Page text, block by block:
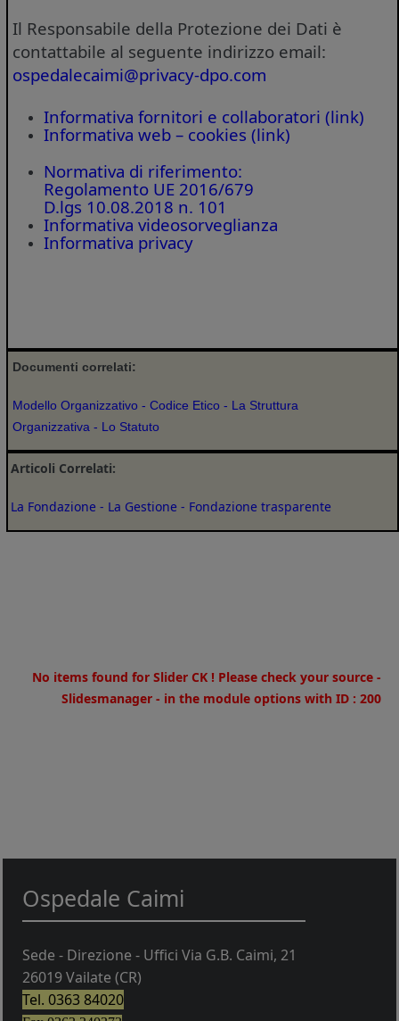
Il Responsabile della Protezione dei Dati è
contattabile al seguente indirizzo email:
ospedalecaimi@privacy-dpo.com
Informativa fornitori e collaboratori (link)
Informativa web – cookies (link)
Normativa di riferimento:
Regolamento UE 2016/679
D.lgs 10.08.2018 n. 101
Informativa videosorveglianza
Informativa privacy
Documenti correlati:
Modello Organizzativo - Codice Etico - La Struttura
Organizzativa - Lo Statuto
Articoli Correlati:
La Fondazione - La Gestione - Fondazione trasparente
No items found for Slider CK ! Please check your source -
Slidesmanager - in the module options with ID : 200
Ospedale Caimi
Sede - Direzione - Uffici Via G.B. Caimi, 21
26019 Vailate (CR)
Tel. 0363 84020